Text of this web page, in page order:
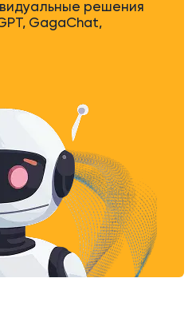
решения
GagaChat,